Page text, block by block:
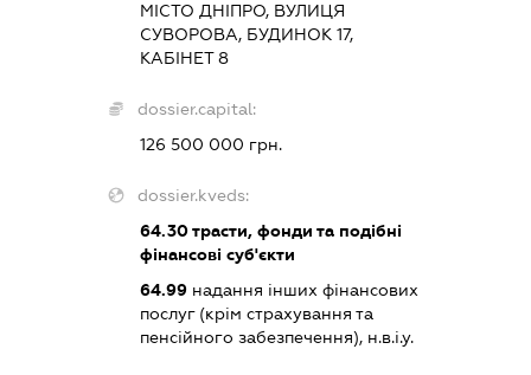
МІСТО ДНІПРО, ВУЛИЦЯ
СУВОРОВА, БУДИНОК 17,
КАБІНЕТ 8
dossier.capital:
126 500 000 грн.
dossier.kveds:
64.30трасти, фонди та подібні
фінансові суб'єкти
64.99надання інших фінансових
послуг (крім страхування та
пенсійного забезпечення), н.в.і.у.